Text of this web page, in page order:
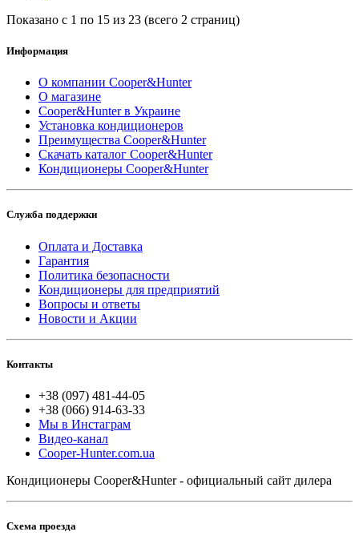
Показано с 1 по 15 из 23 (всего 2 страниц)
Информация
О компании Cooper&Hunter
О магазине
Cooper&Hunter в Украине
Установка кондиционеров
Преимущества Cooper&Hunter
Скачать каталог Cooper&Hunter
Кондиционеры Cooper&Hunter
Служба поддержки
Оплата и Доставка
Гарантия
Политика безопасности
Кондиционеры для предприятий
Вопросы и ответы
Новости и Акции
Контакты
+38 (097) 481-44-05
+38 (066) 914-63-33
Мы в Инстаграм
Видео-канал
Cooper-Hunter.com.ua
Кондиционеры Cooper&Hunter - официальный сайт дилера
Схема проезда